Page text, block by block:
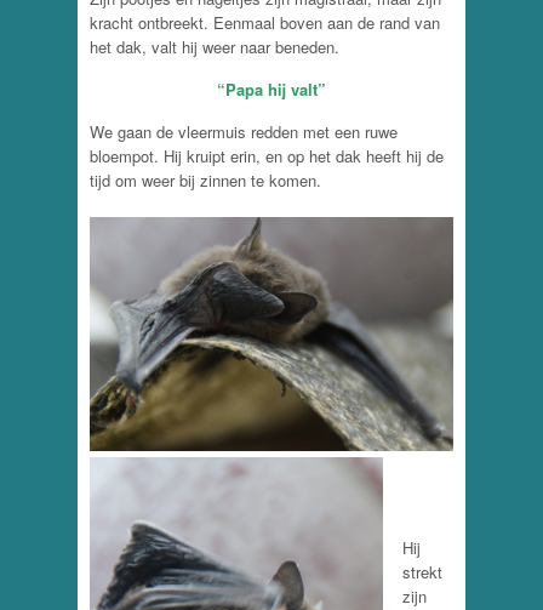
kracht ontbreekt. Eenmaal boven aan de rand van
het dak, valt hij weer naar beneden.
“Papa hij valt”
We gaan de vleermuis redden met een ruwe
bloempot. Hij kruipt erin, en op het dak heeft hij de
tijd om weer bij zinnen te komen.
Hij
strekt
zijn